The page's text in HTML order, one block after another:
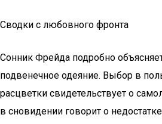
Сводки с любовного фронта
Сонник Фрейда подробно
подвенечное одеяние. Выбор в
расцветки свидетельствует о
в сновидении говорит о